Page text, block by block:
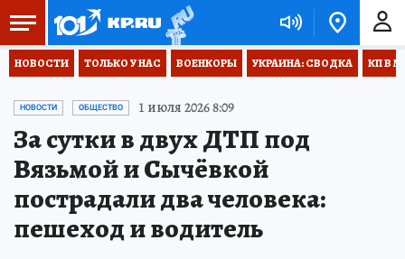
НОВОСТИ ТОЛЬКО У НАС ВОЕНКОРЫ УКРАИНА: СВОДКА КП В
НОВОСТИ ОБЩЕСТВО 1 июля 2026 8:09
За сутки в двух ДТП под
Вязьмой и Сычёвкой
пострадали два человека:
пешеход и водитель